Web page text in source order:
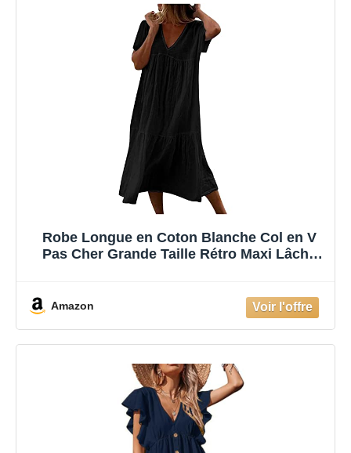
Robe Longue en Coton Blanche Col en V
Pas Cher Grande Taille Rétro Maxi Lâche
Amazon